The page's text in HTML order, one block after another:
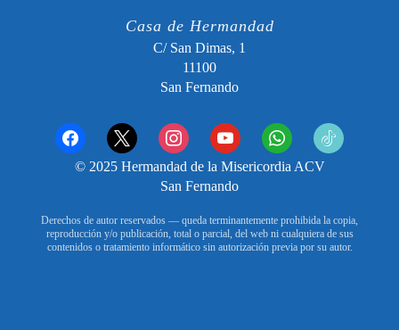
Casa de Hermandad
C/ San Dimas, 1
11100
San Fernando
facebook x instagramyoutube whatsapp tiktok2
© 2025 Hermandad de la Misericordia ACV
San Fernando
Derechos de autor reservados — queda terminantemente prohibida la copia,
reproducción y/o publicación, total o parcial, del web ni cualquiera de sus
contenidos o tratamiento informático sin autorización previa por su autor.